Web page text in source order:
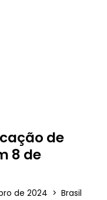
de
8 de
de 2024 Brasil